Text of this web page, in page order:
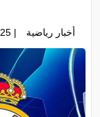
أخبار رياضية | 08-04-2025